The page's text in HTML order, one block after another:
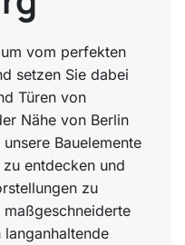
vom perfekten
setzen Sie dabei
Türen von
Nähe von Berlin
Bauelemente
entdecken und
zu
langanhaltende